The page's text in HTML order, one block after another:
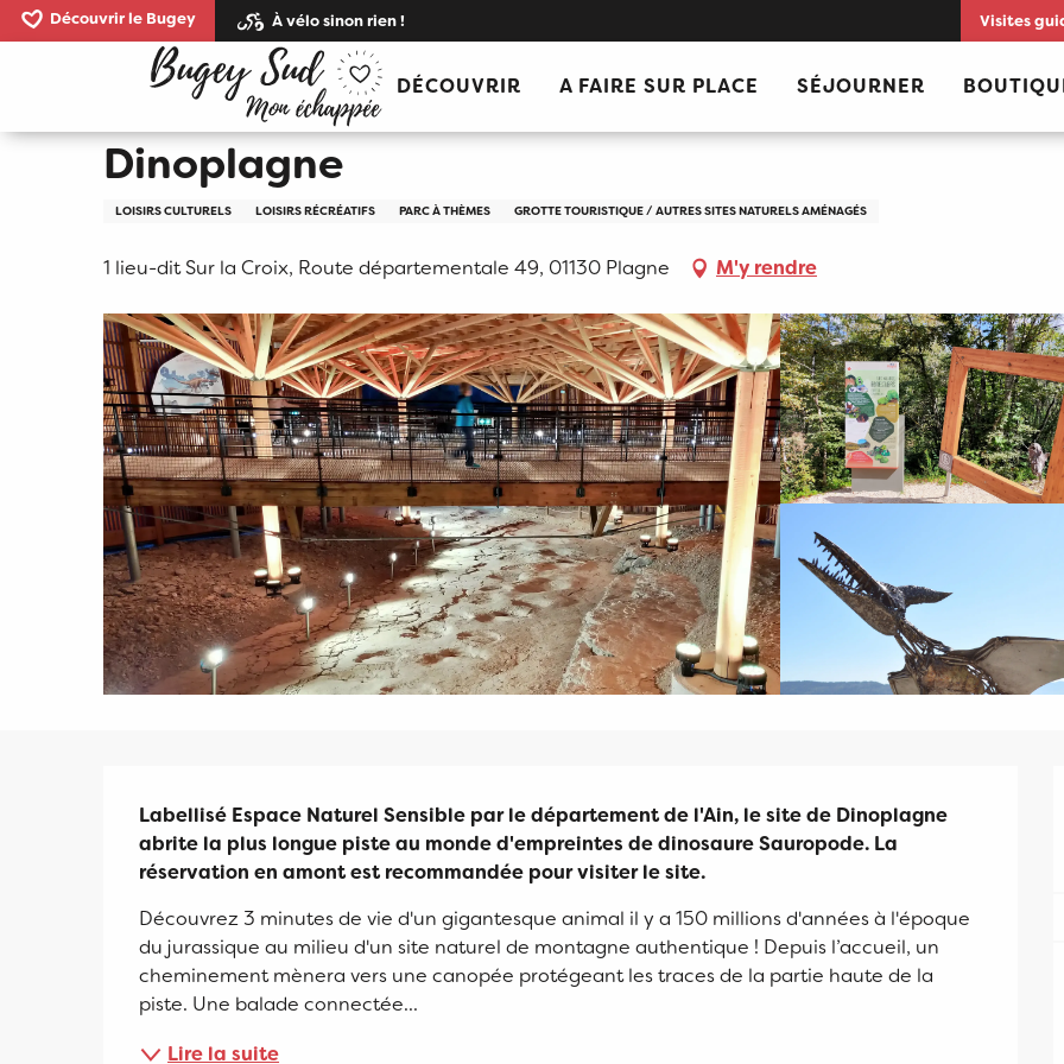
Aller
au
Visites
Découvrir le Bugey À vélo sinon rien !
DÉCOUVRIR A FAIRE SUR PLACE SÉJOURNER
Accueil Dinoplagne
Dinoplagne
LOISIRS CULTURELS LOISIRS RÉCRÉATIFS PARC À THÈMES GROTTE TOURISTIQUE / AUTRES SITES NATURELS AMÉNAGÉS
1 lieu-dit Sur la Croix, Route départementale 49, 01130 Plagne M'y rendre
Description
Labellisé Espace Naturel Sensible par le département de l'Ain, le site de Dinoplagne
abrite la plus longue piste au monde d'empreintes de dinosaure Sauropode. La
réservation en amont est recommandée pour visiter le site.
Découvrez 3 minutes de vie d'un gigantesque animal il y a 150 millions d'années à l'époque
du jurassique au milieu d'un site naturel de montagne authentique ! Depuis l’accueil, un
cheminement mènera vers une canopée protégeant les traces de la partie haute de la
piste. Une balade connectée...
Lire la suite